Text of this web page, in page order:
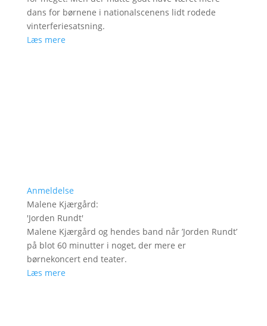
dans for børnene i nationalscenens lidt rodede
vinterferiesatsning.
Læs mere
Anmeldelse
Malene Kjærgård:
'Jorden Rundt'
Malene Kjærgård og hendes band når ’Jorden Rundt’
på blot 60 minutter i noget, der mere er
børnekoncert end teater.
Læs mere